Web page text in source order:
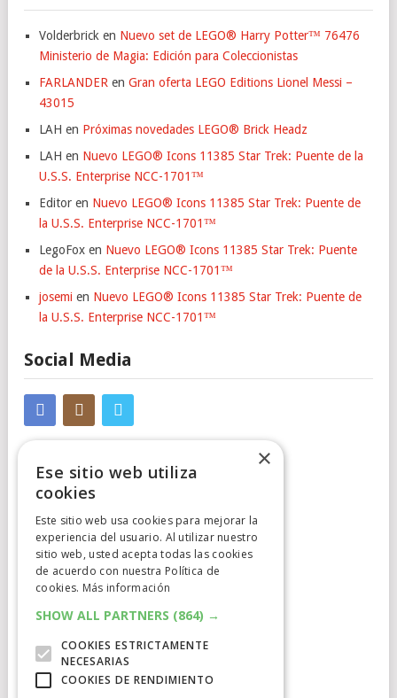
Volderbrick en Nuevo set de LEGO® Harry Potter™ 76476
Ministerio de Magia: Edición para Coleccionistas
FARLANDER en Gran oferta LEGO Editions Lionel Messi –
43015
LAH en Próximas novedades LEGO® Brick Headz
LAH en Nuevo LEGO® Icons 11385 Star Trek: Puente de la
U.S.S. Enterprise NCC-1701™
Editor en Nuevo LEGO® Icons 11385 Star Trek: Puente de
la U.S.S. Enterprise NCC-1701™
LegoFox en Nuevo LEGO® Icons 11385 Star Trek: Puente
de la U.S.S. Enterprise NCC-1701™
josemi en Nuevo LEGO® Icons 11385 Star Trek: Puente de
la U.S.S. Enterprise NCC-1701™
Social Media
Cumplimiento Normativo
Aviso Legal
Política de Privacidad
Política de Cookies
Clausula de afiliación
×
Ese sitio web utiliza
cookies
Este sitio web usa cookies para mejorar la
experiencia del usuario. Al utilizar nuestro
sitio web, usted acepta todas las cookies
de acuerdo con nuestra Política de
cookies. Más información
SHOW ALL PARTNERS (864) →
COOKIES ESTRICTAMENTE
NECESARIAS
COOKIES DE RENDIMIENTO